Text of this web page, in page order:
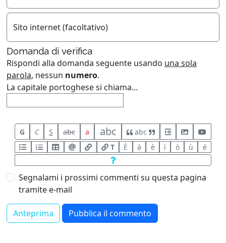
Sito internet (facoltativo)
Domanda di verifica
Rispondi alla domanda seguente usando una sola
parola, nessun numero.
La capitale portoghese si chiama...
G C S abc a abc
abc
T
È à è ì ò ù é
Segnalami i prossimi commenti su questa pagina
tramite e-mail